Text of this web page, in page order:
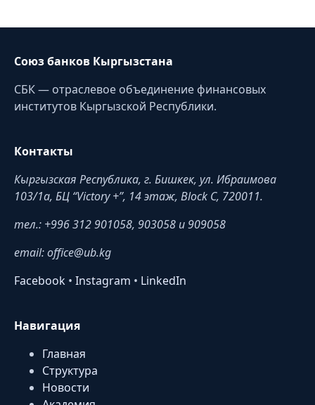
Союз банков Кыргызстана
СБК — отраслевое объединение финансовых
институтов Кыргызской Республики.
Контакты
Кыргызская Республика, г. Бишкек, ул. Ибраимова
103/1a, БЦ “Victory +”, 14 этаж, Block C, 720011.
тел.: +996 312 901058, 903058 и 909058
email: office@ub.kg
Facebook • Instagram • LinkedIn
Навигация
Главная
Структура
Новости